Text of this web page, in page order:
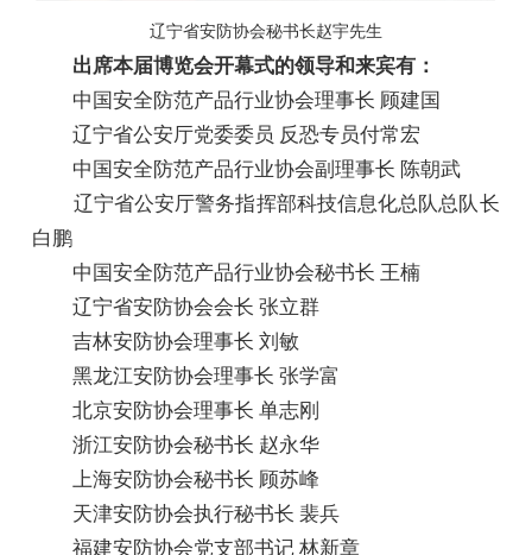
辽宁省安防协会秘书长赵宇先生
出席本届博览会开幕式的领导和来宾有：
中国安全防范产品行业协会理事长 顾建国
辽宁省公安厅党委委员 反恐专员付常宏
中国安全防范产品行业协会副理事长 陈朝武
辽宁省公安厅警务指挥部科技信息化总队总队长
白鹏
中国安全防范产品行业协会秘书长 王楠
辽宁省安防协会会长 张立群
吉林安防协会理事长 刘敏
黑龙江安防协会理事长 张学富
北京安防协会理事长 单志刚
浙江安防协会秘书长 赵永华
上海安防协会秘书长 顾苏峰
天津安防协会执行秘书长 裴兵
福建安防协会党支部书记 林新章